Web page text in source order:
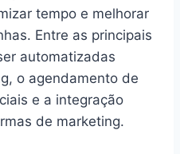
tempo e melhorar
Entre as principais
automatizadas
o agendamento de
e a integração
de marketing.